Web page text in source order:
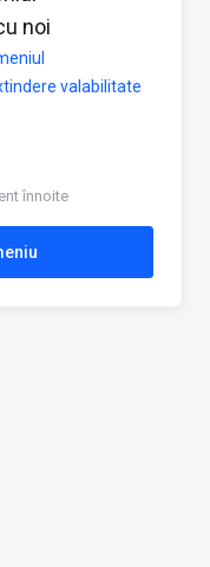
noi
valabilitate
înnoite